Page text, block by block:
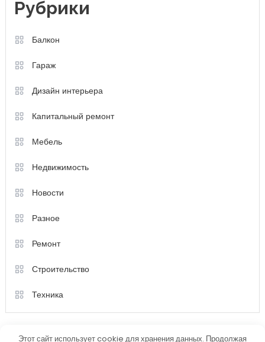
Рубрики
Балкон
Гараж
Дизайн интерьера
Капитальный ремонт
Мебель
Недвижимость
Новости
Разное
Ремонт
Строительство
Техника
Этот сайт использует cookie для хранения данных. Продолжая